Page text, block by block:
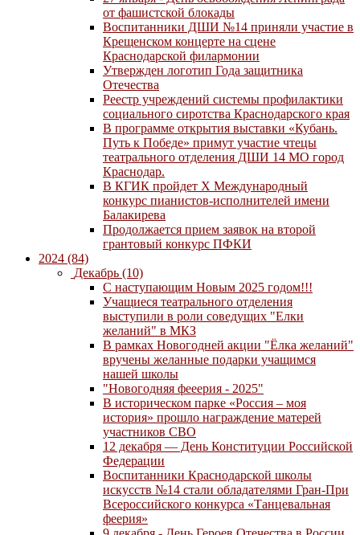
от фашистской блокады
Воспитанники ДШИ №14 приняли участие в
Крещенском концерте на сцене
Краснодарской филармонии
Утвержден логотип Года защитника
Отечества
Реестр учреждений системы профилактики
социального сиротства Краснодарского края
В программе открытия выставки «Кубань.
Путь к Победе» примут участие чтецы
театрального отделения ДШИ 14 МО город
Краснодар.
В КГИК пройдет Х Международный
конкурс пианистов-исполнителей имени
Балакирева
Продолжается прием заявок на второй
грантовый конкурс ПФКИ
2024 (84)
Декабрь (10)
С наступающим Новым 2025 годом!!!
Учащиеся театрального отделения
выступили в роли соведущих "Елки
желаний" в МКЗ
В рамках Новогодней акции "Ёлка желаний"
вручены желанные подарки учащимся
нашей школы
"Новогодняя фееерия - 2025"
В историческом парке «Россия – моя
история» прошло награждение матерей
участников СВО
12 декабря — День Конституции Российской
Федерации
Воспитанники Краснодарской школы
искусств №14 стали обладателями Гран-При
Всероссийского конкурса «Танцевальная
феерия»